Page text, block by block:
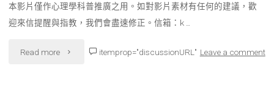
本影片僅作心理學科普推廣之用。如對影片素材有任何的建議，歡
迎來信提醒與指教，我們會盡速修正。信箱：k …
Read more "旁 itemprop="discussionURL" Leave a comment